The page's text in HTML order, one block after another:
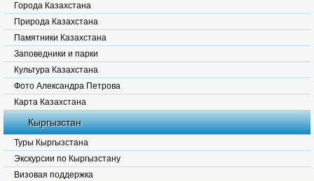
Города Казахстана
Природа Казахстана
Памятники Казахстана
Заповедники и парки
Культура Казахстана
Фото Александра Петрова
Карта Казахстана
Кыргызстан
Туры Кыргызстана
Экскурсии по Кыргызстану
Визовая поддержка